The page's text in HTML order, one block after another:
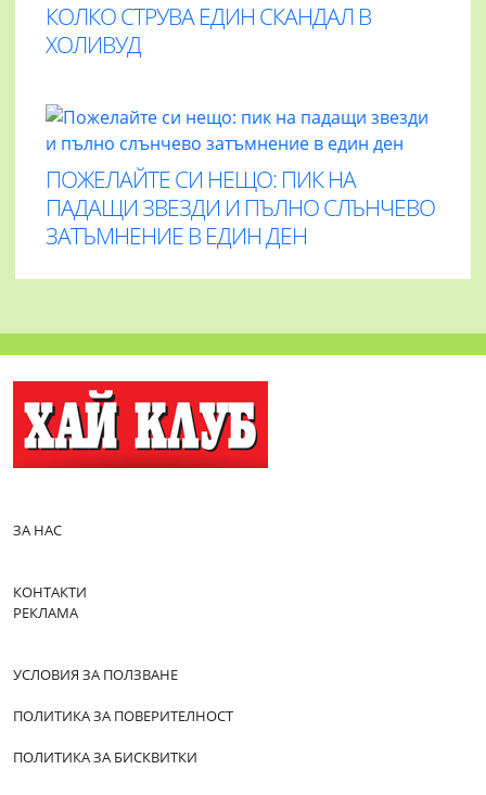
КОЛКО СТРУВА ЕДИН СКАНДАЛ В
ХОЛИВУД
ПОЖЕЛАЙТЕ СИ НЕЩО: ПИК НА
ПАДАЩИ ЗВЕЗДИ И ПЪЛНО СЛЪНЧЕВО
ЗАТЪМНЕНИЕ В ЕДИН ДЕН
ЗА НАС
КОНТАКТИ
РЕКЛАМА
УСЛОВИЯ ЗА ПОЛЗВАНЕ
ПОЛИТИКА ЗА ПОВЕРИТЕЛНОСТ
ПОЛИТИКА ЗА БИСКВИТКИ